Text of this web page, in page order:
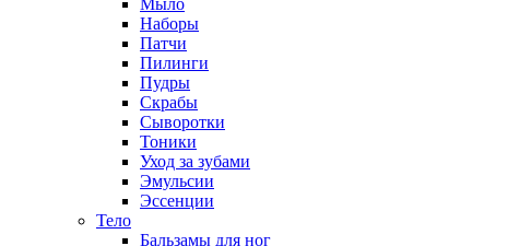
Мыло
Наборы
Патчи
Пилинги
Пудры
Скрабы
Сыворотки
Тоники
Уход за зубами
Эмульсии
Эссенции
Тело
Бальзамы для ног